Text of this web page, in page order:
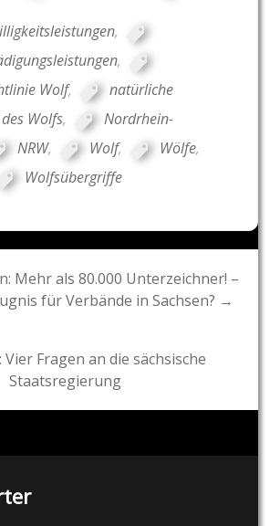
,
,
Wolf,
natürliche
Wolfs,
Nordrhein-
NRW, Wolf, Wölfe,
Wolfsübergriffe
Mehr als 80.000 Unterzeichner! –
für Verbände in Sachsen? →
Fragen an die sächsische
Staatsregierung